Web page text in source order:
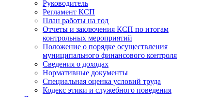
Руководитель
Регламент КСП
План работы на год
Отчеты и заключения КСП по итогам
контрольных мероприятий
Положение о порядке осуществления
муниципального финансового контроля
Сведения о доходах
Нормативные документы
Специальная оценка условий труда
Кодекс этики и служебного поведения